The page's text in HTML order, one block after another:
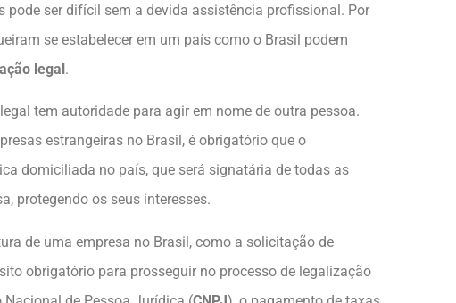
pode ser difícil sem a devida assistência profissional. Por
se estabelecer em um país como o Brasil podem
legal.
tem autoridade para agir em nome de outra pessoa.
estrangeiras no Brasil, é obrigatório que o
domiciliada no país, que será signatária de todas as
protegendo os seus interesses.
de uma empresa no Brasil, como a solicitação de
obrigatório para prosseguir no processo de legalização